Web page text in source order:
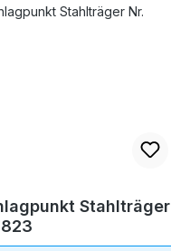
Stahlträger